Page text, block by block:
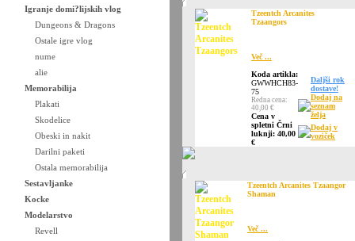
Igranje domi?lijskih vlog
Dungeons & Dragons
Ostale igre vlog
nume
alie
Memorabilija
Plakati
Skodelice
Obeski in nakit
Darilni paketi
Ostala memorabilija
Sestavljanke
Kocke
Modelarstvo
Revell
Tzeentch Arcanites
Tzaangors
Več ...
Koda artikla:
GWWHCH83-
75
Redna cena:
40,00 €
Cena v
spletni Črni
luknji: 40,00
€
Daljši rok
dostave!
Dodaj na
seznam
želja
Dodaj v
voziček
Tzeentch Arcanites Tzaangor
Shaman
Več ...